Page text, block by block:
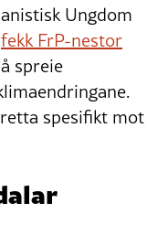
Ungdom
fekk FrP-nestor
spreie
spesifikt mot